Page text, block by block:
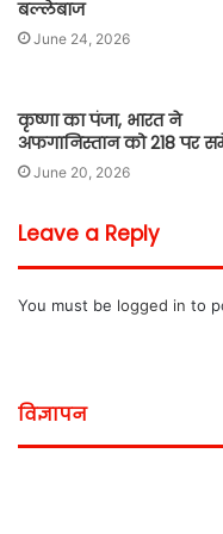
बल्लेबाज
June 24, 2026
कृष्णा का पंजा, भारत ने
अफगानिस्तान को 218 पर
June 20, 2026
Leave a Reply
You must be logged in to
विज्ञापन